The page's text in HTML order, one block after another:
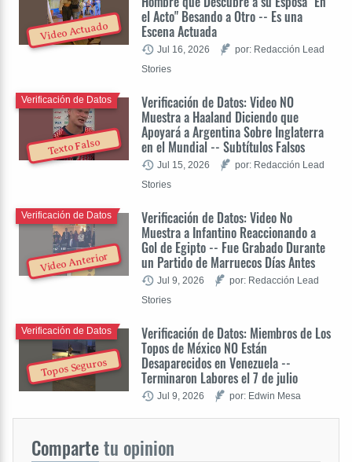
Video Actuado
el Acto" Besando a Otro -- Es una
Escena Actuada
Jul 16, 2026
por: Redacción Lead
Stories
Texto Falso
Verificación de Datos: Video NO
Muestra a Haaland Diciendo que
Apoyará a Argentina Sobre Inglaterra
en el Mundial -- Subtítulos Falsos
Verificación de Datos
Jul 15, 2026
por: Redacción Lead
Stories
Video Anterior
Verificación de Datos: Video No
Muestra a Infantino Reaccionando a
Gol de Egipto -- Fue Grabado Durante
un Partido de Marruecos Días Antes
Verificación de Datos
Jul 9, 2026
por: Redacción Lead
Stories
Topos Seguros
Verificación de Datos: Miembros de Los
Topos de México NO Están
Desaparecidos en Venezuela --
Terminaron Labores el 7 de julio
Verificación de Datos
Jul 9, 2026 por: Edwin Mesa
Compartetu opinion